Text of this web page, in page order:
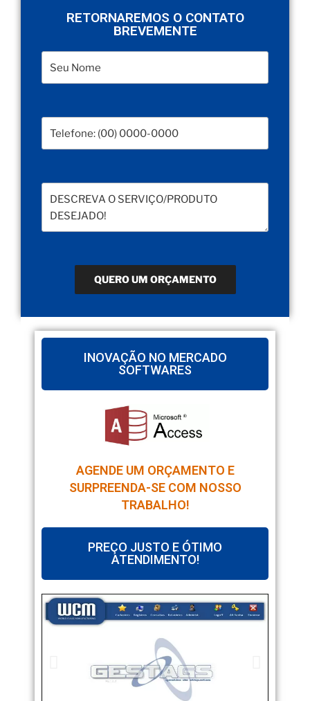
RETORNAREMOS O CONTATO
BREVEMENTE
INOVAÇÃO NO MERCADO
SOFTWARES
AGENDE UM ORÇAMENTO E
SURPREENDA-SE COM NOSSO
TRABALHO!
PREÇO JUSTO E ÓTIMO
ATENDIMENTO!